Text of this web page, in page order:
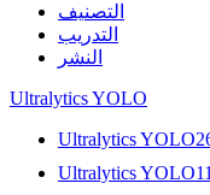
التصنيف
التدريب
النشر
Ultralytics YOLO
Ultralytics
Ultralytics YOLO11